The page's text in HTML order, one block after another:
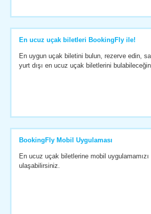
En ucuz uçak biletleri BookingFly ile!
En uygun uçak biletini bulun, rezerve edin,
yurt dışı en ucuz uçak biletlerini
BookingFly Mobil Uygulaması
En ucuz uçak biletlerine mobil uygulamamızı
ulaşabilirsiniz.